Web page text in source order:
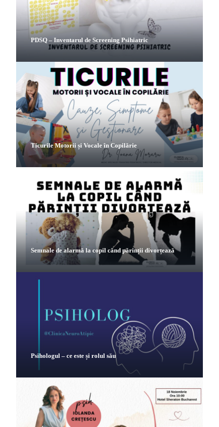
PDSQ – Inventarul de Screening Psihiatric
Ticurile Motorii și Vocale în Copilărie
Semnale de alarmă la copil când părinții divorțează
Psihologul – ce este și rolul său